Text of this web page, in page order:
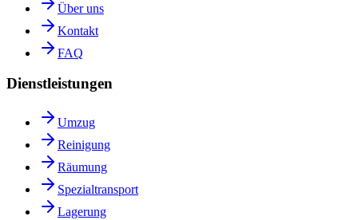
Über uns
Kontakt
FAQ
Dienstleistungen
Umzug
Reinigung
Räumung
Spezialtransport
Lagerung